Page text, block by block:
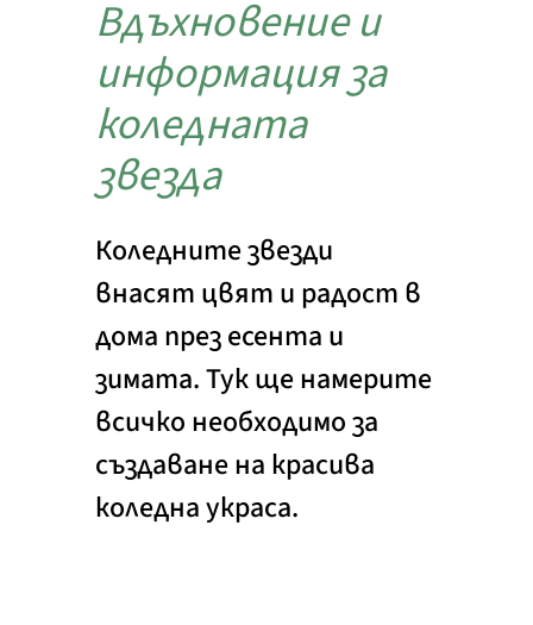
Вдъхновение и
информация за
коледната
звезда
Коледните звезди
внасят цвят и радост в
дома през есента и
зимата. Тук ще намерите
всичко необходимо за
създаване на красива
коледна украса.